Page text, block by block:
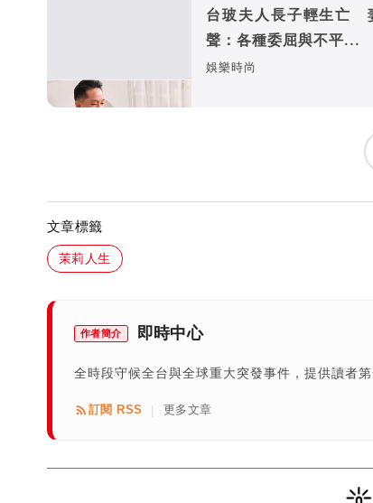
台玻夫人長子輕生亡
聲：各種委屈與不平...
娛樂時尚
文章標籤
茉莉人生
作者簡介 即時中心
全時段守候全台與全球重大突發事件，提供讀者
訂閱 RSS | 更多文章